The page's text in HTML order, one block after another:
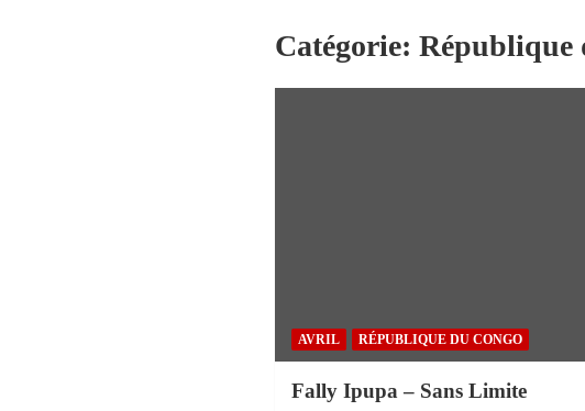
Catégorie:République
AVRIL RÉPUBLIQUE DU CONGO
Fally Ipupa – Sans Limite